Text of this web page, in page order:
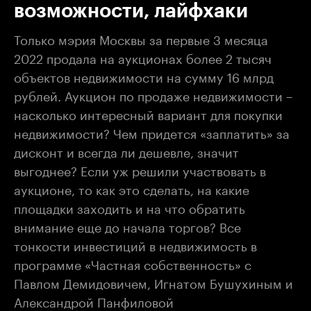
возможности, лайфхаки
Только мэрия Москвы за первые 3 месяца
2022 продала на аукционах более 2 тысяч
объектов недвижимости на сумму 16 млрд
рублей. Аукцион по продаже недвижимости –
насколько интересный вариант для покупки
недвижимости? Чем придется «заплатить» за
дисконт и всегда ли дешевле, значит
выгоднее? Если уж решили участвовать в
аукционе, то как это сделать, на какие
площадки заходить и на что обратить
внимание еще до начала торгов? Все
тонкости инвестиций в недвижимость в
программе «Частная собственность» с
Павлом Демидовичем, Игнатом Бушухиным и
Александрой Панфиловой